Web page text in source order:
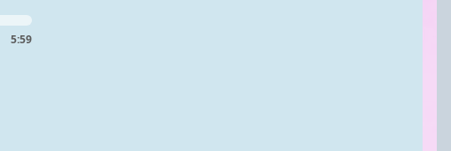
5:59